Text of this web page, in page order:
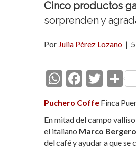
Cinco productos
sorprenden y
Por Julia Pérez Lozano |
W
at
s
F
e
b
T
itt
er
C
m
p
Puchero Coffe Finca
En mitad del campo
el italiano Marco Bergero
del café y ayudar a que se